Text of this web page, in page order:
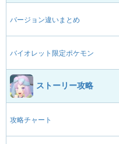
バージョン違いまとめ
バイオレット限定ポケモン
ストーリー攻略
攻略チャート